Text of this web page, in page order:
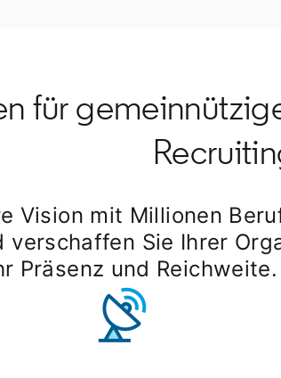
für
Vision mit Millionen
verschaffen Sie Ihrer
Präsenz und Reichweite.